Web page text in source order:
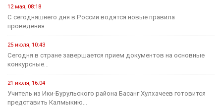
12 мая, 08:18
С сегодняшнего дня в России водятся новые правила
проведения...
25 июля, 10:43
Сегодня в стране завершается прием документов на основные
конкурсные...
21 июля, 16:04
Учитель из Ики-Бурульского района Басанг Хулхачеев готовится
представить Калмыкию...